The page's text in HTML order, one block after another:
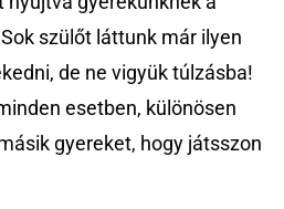
szülőt láttunk már ilyen
de ne vigyük túlzásba!
esetben, különösen
gyereket, hogy játsszon